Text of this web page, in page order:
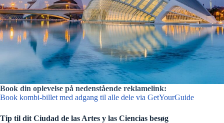
Book din oplevelse på nedenstående reklamelink:
Book kombi-billet med adgang til alle dele via GetYourGuide
Tip til dit Ciudad de las Artes y las Ciencias besøg